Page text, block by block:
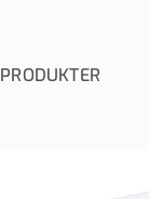
PRODUKTER